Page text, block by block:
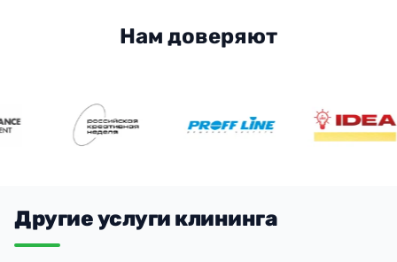
Нам доверяют
Другие услуги клининга